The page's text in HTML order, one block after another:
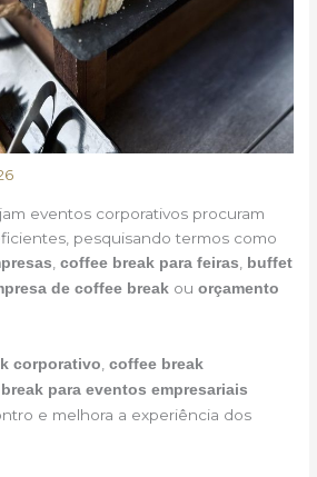
eventos corporativos procuram
pesquisando termos como
,coffee break para feiras buffet
de coffee break ouorçamento
corporativo ,coffee break
para eventos empresariais
e melhora a experiência dos